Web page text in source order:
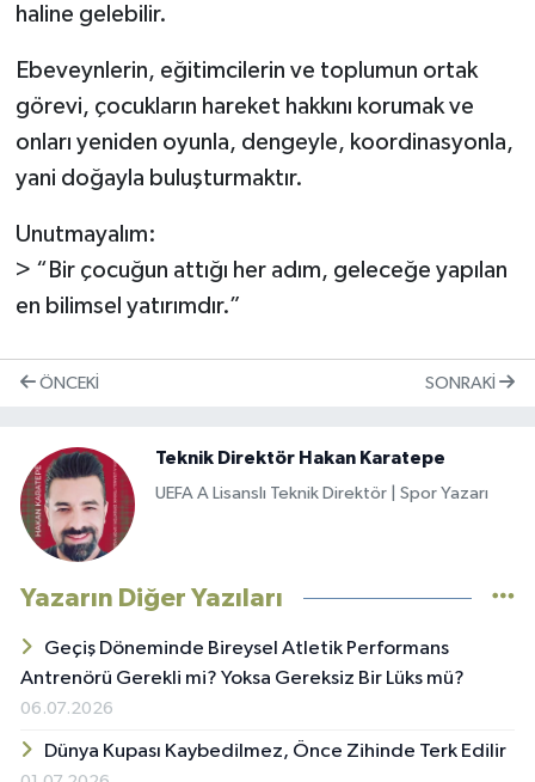
haline gelebilir.
Ebeveynlerin, eğitimcilerin ve toplumun ortak
görevi, çocukların hareket hakkını korumak ve
onları yeniden oyunla, dengeyle, koordinasyonla,
yani doğayla buluşturmaktır.
Unutmayalım:
> “Bir çocuğun attığı her adım, geleceğe yapılan
en bilimsel yatırımdır.”
ÖNCEKI SONRAKI
Teknik Direktör Hakan Karatepe
UEFA A Lisanslı Teknik Direktör | Spor Yazarı
Yazarın Diğer Yazıları
Geçiş Döneminde Bireysel Atletik Performans
Antrenörü Gerekli mi? Yoksa Gereksiz Bir Lüks mü?
06.07.2026
Dünya Kupası Kaybedilmez, Önce Zihinde Terk Edilir